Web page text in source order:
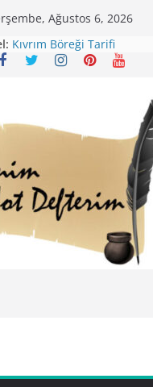
Ağustos 6, 2026
Mirik Köfte Tarifi – Sivas
Kıvrım Böreği Tarifi
Karabuğday Pilavı Tarifi
Nohutlu Pirinç Pilavı Tarifi